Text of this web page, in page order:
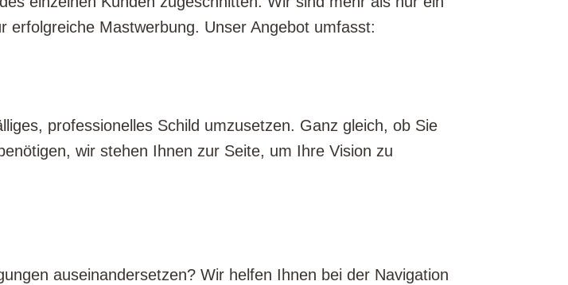
Mastwerbung. Unser Angebot umfasst:
professionelles Schild umzusetzen. Ganz gleich, ob Sie
wir stehen Ihnen zur Seite, um Ihre Vision zu
auseinandersetzen? Wir helfen Ihnen bei der Navigation